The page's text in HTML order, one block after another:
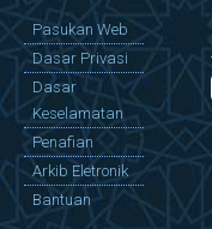
Pasukan Web
Dasar Privasi
Dasar
Keselamatan
Penafian
Arkib Eletronik
Bantuan